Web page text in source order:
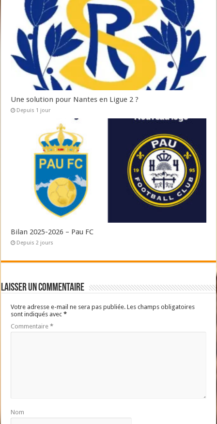
Une solution pour Nantes en Ligue 2 ?
Depuis 1 jour
Bilan 2025-2026 – Pau FC
Depuis 2 jours
Laisser un commentaire
Votre adresse e-mail ne sera pas publiée. Les champs obligatoires
sont indiqués avec*
Commentaire*
Nom